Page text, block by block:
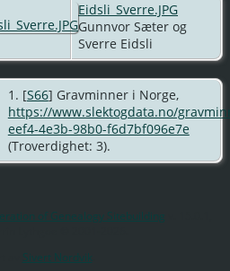
Eidsli_Sverre.JPG
Gunnvor Sæter og
Sverre Eidsli
[S66] Gravminner i Norge,
https://www.slektogdata.no/
eef4-4e3b-98b0-f6d7bf096e7e
(Troverdighet: 3).
of Genealogy Sitebuilding
Sivert Nordvik.